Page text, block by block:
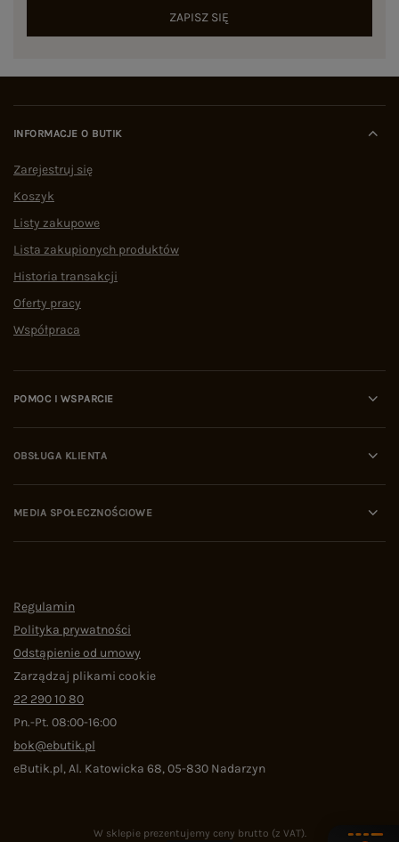
ZAPISZ SIĘ
INFORMACJE O BUTIK
Zarejestruj się
Koszyk
Listy zakupowe
Lista zakupionych produktów
Historia transakcji
Oferty pracy
Współpraca
POMOC I WSPARCIE
OBSŁUGA KLIENTA
MEDIA SPOŁECZNOŚCIOWE
Regulamin
Polityka prywatności
Odstąpienie od umowy
Zarządzaj plikami cookie
22 290 10 80
Pn.-Pt. 08:00-16:00
bok@ebutik.pl
eButik.pl,Al. Katowicka 68,05-830 Nadarzyn
W sklepie prezentujemy ceny brutto (z VAT).